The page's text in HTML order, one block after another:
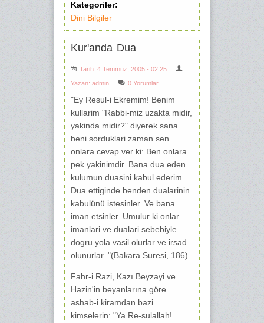
Kategoriler:
Dini Bilgiler
Kur'anda Dua
Tarih: 4 Temmuz, 2005 - 02:25
Yazan: admin 0 Yorumlar
"Ey Resul-i Ekremim! Benim
kullarim "Rabbi-miz uzakta midir,
yakinda midir?" diyerek sana
beni sorduklari zaman sen
onlara cevap ver ki: Ben onlara
pek yakinimdir. Bana dua eden
kulumun duasini kabul ederim.
Dua ettiginde benden dualarinin
kabulünü istesinler. Ve bana
iman etsinler. Umulur ki onlar
imanlari ve dualari sebebiyle
dogru yola vasil olurlar ve irsad
olunurlar. "(Bakara Suresi, 186)
Fahr-i Razi, Kazı Beyzayi ve
Hazin'in beyanlarına göre
ashab-i kiramdan bazi
kimselerin: "Ya Re-sulallah!